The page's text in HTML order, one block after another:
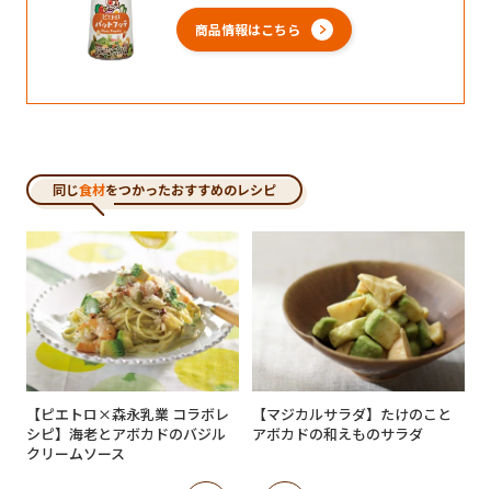
商品情報はこちら
同じ食材をつかったおすすめのレシピ
【ピエトロ×森永乳業 コラボレ
シピ】海老とアボカドのバジル
クリームソース
【マジカルサラダ】たけのこと
アボカドの和えものサラダ